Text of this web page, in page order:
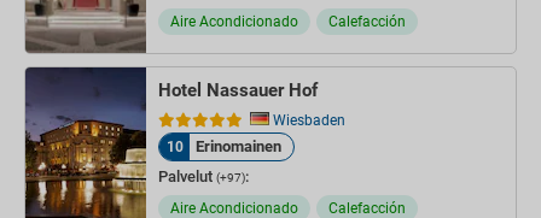
Aire Acondicionado Calefacción
Hotel Nassauer Hof
Wiesbaden
10
Erinomainen
Palvelut (+97):
Aire Acondicionado Calefacción